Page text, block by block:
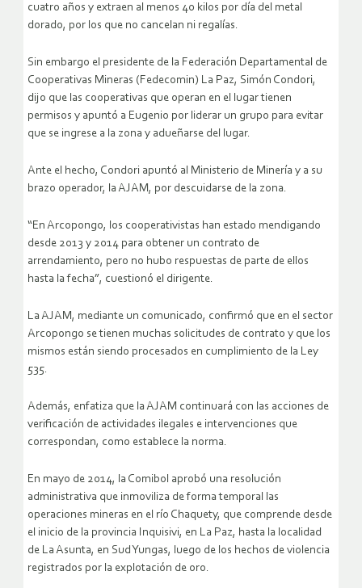
cuatro años y extraen al menos 40 kilos por día del metal
dorado, por los que no cancelan ni regalías.
Sin embargo el presidente de la Federación Departamental de
Cooperativas Mineras (Fedecomin) La Paz, Simón Condori,
dijo que las cooperativas que operan en el lugar tienen
permisos y apuntó a Eugenio por liderar un grupo para evitar
que se ingrese a la zona y adueñarse del lugar.
Ante el hecho, Condori apuntó al Ministerio de Minería y a su
brazo operador, la AJAM, por descuidarse de la zona.
“En Arcopongo, los cooperativistas han estado mendigando
desde 2013 y 2014 para obtener un contrato de
arrendamiento, pero no hubo respuestas de parte de ellos
hasta la fecha”, cuestionó el dirigente.
La AJAM, mediante un comunicado, confirmó que en el sector
Arcopongo se tienen muchas solicitudes de contrato y que los
mismos están siendo procesados en cumplimiento de la Ley
535.
Además, enfatiza que la AJAM continuará con las acciones de
verificación de actividades ilegales e intervenciones que
correspondan, como establece la norma.
En mayo de 2014, la Comibol aprobó una resolución
administrativa que inmoviliza de forma temporal las
operaciones mineras en el río Chaquety, que comprende desde
el inicio de la provincia Inquisivi, en La Paz, hasta la localidad
de La Asunta, en Sud Yungas, luego de los hechos de violencia
registrados por la explotación de oro.